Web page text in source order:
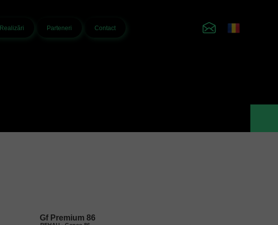
Realizări Parteneri Contact
Gf Premium 86